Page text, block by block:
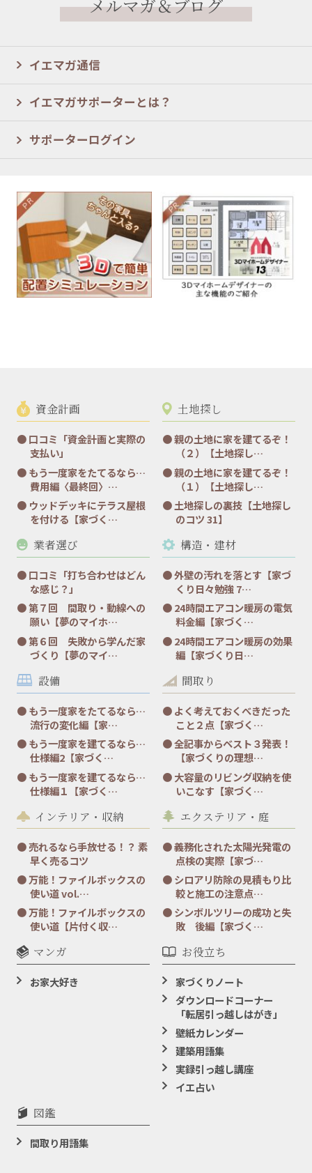
メルマガ＆ブログ
イエマガ通信
イエマガサポーターとは？
サポーターログイン
資金計画
口コミ「資金計画と実際の
支払い」
もう一度家をたてるなら…
費用編〈最終回〉…
ウッドデッキにテラス屋根
を付ける【家づく…
土地探し
親の土地に家を建てるぞ！
（２）【土地探し…
親の土地に家を建てるぞ！
（１）【土地探し…
土地探しの裏技【土地探し
のコツ 31】
業者選び
口コミ「打ち合わせはどん
な感じ？」
第７回 間取り・動線への
願い【夢のマイホ…
第６回 失敗から学んだ家
づくり【夢のマイ…
構造・建材
外壁の汚れを落とす【家づ
くり日々勉強 7…
24時間エアコン暖房の電気
料金編【家づく…
24時間エアコン暖房の効果
編【家づくり日…
設備
もう一度家をたてるなら…
流行の変化編【家…
もう一度家を建てるなら…
仕様編2【家づく…
もう一度家を建てるなら…
仕様編１【家づく…
間取り
よく考えておくべきだった
こと２点【家づく…
全記事からベスト３発表！
【家づくりの理想…
大容量のリビング収納を使
いこなす【家づく…
インテリア・収納
売れるなら手放せる！？ 素
早く売るコツ
万能！ファイルボックスの
使い道 vol.…
万能！ファイルボックスの
使い道【片付く収…
エクステリア・庭
義務化された太陽光発電の
点検の実際【家づ…
シロアリ防除の見積もり比
較と施工の注意点…
シンボルツリーの成功と失
敗 後編【家づく…
マンガ
お家大好き
お役立ち
家づくりノート
ダウンロードコーナー
「転居引っ越しはがき」
壁紙カレンダー
建築用語集
実録引っ越し講座
イエ占い
図鑑
間取り用語集